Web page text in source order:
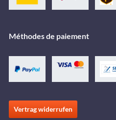
Méthodes de paiement
Vertrag widerrufen